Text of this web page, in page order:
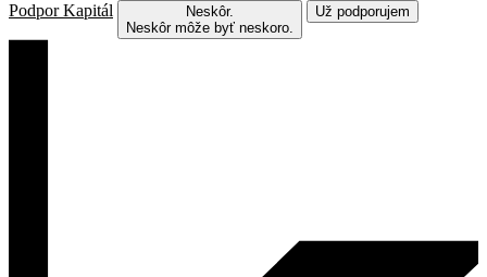
Podpor Kapitál
Neskôr.
Neskôr môže byť neskoro.
Už podporujem